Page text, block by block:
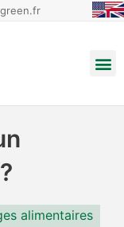
alimentaires